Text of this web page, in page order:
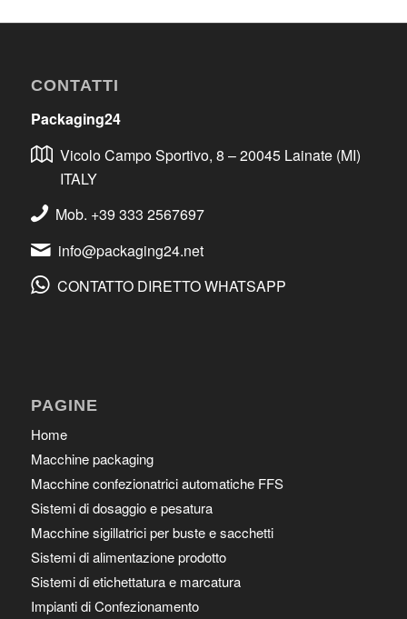
CONTATTI
Packaging24
Vicolo Campo Sportivo, 8 – 20045 Lainate (MI)
ITALY
Mob. +39 333 2567697
info@packaging24.net
CONTATTO DIRETTO WHATSAPP
PAGINE
Home
Macchine packaging
Macchine confezionatrici automatiche FFS
Sistemi di dosaggio e pesatura
Macchine sigillatrici per buste e sacchetti
Sistemi di alimentazione prodotto
Sistemi di etichettatura e marcatura
Impianti di Confezionamento